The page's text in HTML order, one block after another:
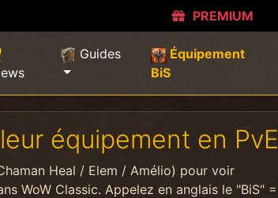
PREMIUM
Guides
Équipement
BiS(current)
équipement en PvE
Heal / Elem / Amélio) pour voir
WoW Classic. Appelez en anglais le "BiS" =